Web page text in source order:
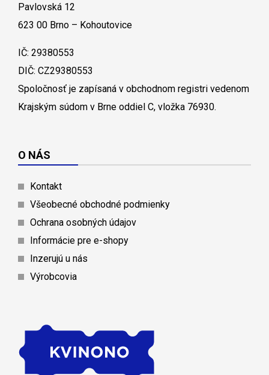
Pavlovská 12
623 00 Brno – Kohoutovice
IČ: 29380553
DIČ: CZ29380553
Spoločnosť je zapísaná v obchodnom registri vedenom
Krajským súdom v Brne oddiel C, vložka 76930.
O NÁS
Kontakt
Všeobecné obchodné podmienky
Ochrana osobných údajov
Informácie pre e-shopy
Inzerujú u nás
Výrobcovia